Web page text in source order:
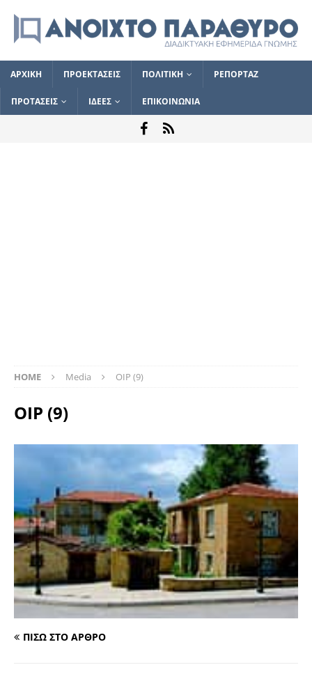
ΑΡΧΙΚΗ ΠΡΟΕΚΤΑΣΕΙΣ ΠΟΛΙΤΙΚΗ ΡΕΠΟΡΤΑΖ
ΠΡΟΤΑΣΕΙΣ ΙΔΕΕΣ ΕΠΙΚΟΙΝΩΝΙΑ
HOME Media OIP (9)
OIP (9)
ΠΙΣΩ ΣΤΟ ΑΡΘΡΟ